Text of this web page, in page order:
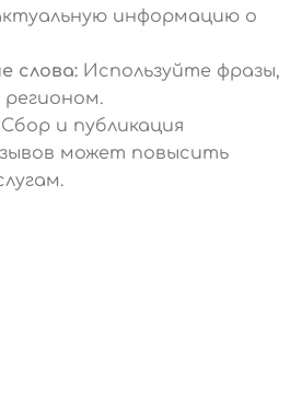
информацию о
слова: Используйте фразы,
Сбор и публикация
может повысить